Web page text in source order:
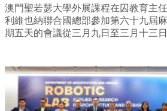
澳門聖若瑟大學外展課程在囚教育主
利維也納聯合國總部參加第六十九屆
期五天的會議從三月九日至三月十三日